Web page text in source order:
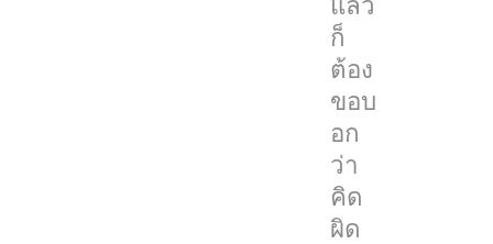
ก็
ต้อง
ขอบ
อก
ว่า
คิด
ผิด
แสดง
เปอร์เซ็นต์
แบตเตอรี่
ได้
เหมือน
เดิม
แม้